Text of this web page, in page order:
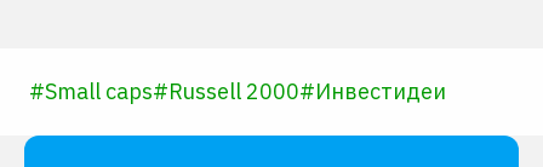
#Small caps#Russell 2000#Инвестидеи